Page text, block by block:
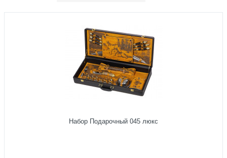
Набор Подарочный 045 люкс